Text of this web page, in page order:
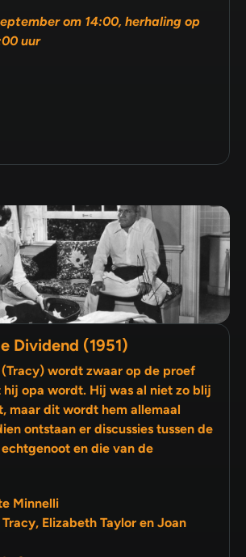
om 14:00, herhaling op
uur
Dividend (1951)
wordt zwaar op de proef
opa wordt. Hij was al niet zo blij
ontstaan er discussies tussen de
Minnelli
Elizabeth Taylor en Joan